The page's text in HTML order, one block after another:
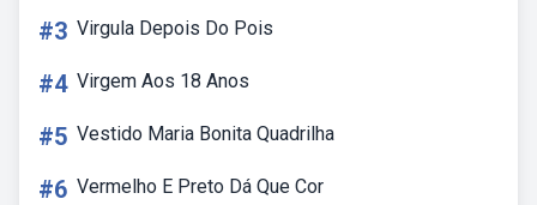
#3 Virgula Depois Do Pois
#4 Virgem Aos 18 Anos
#5 Vestido Maria Bonita Quadrilha
#6 Vermelho E Preto Dá Que Cor